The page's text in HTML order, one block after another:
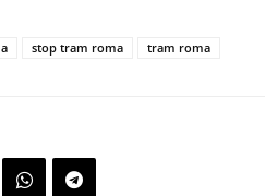
stop tram roma tram roma